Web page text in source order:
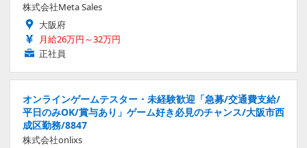
株式会社Meta Sales
大阪府
月給26万円～32万円
正社員
オンラインゲームテスター・未経験歓迎「急募/交通費支給/
平日のみOK/賞与あり」ゲーム好き必見のチャンス/大阪市西
成区勤務/8847
株式会社onlixs